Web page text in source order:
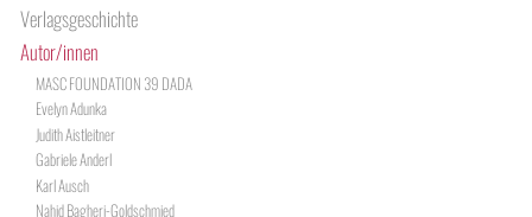
Verlagsgeschichte
Autor/innen
MASC FOUNDATION 39 DADA
Evelyn Adunka
Judith Aistleitner
Gabriele Anderl
Karl Ausch
Nahid Bagheri-Goldschmied